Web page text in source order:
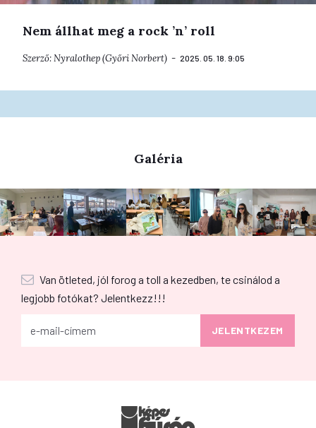
Nem állhat meg a rock ’n’ roll
Szerző:Nyralothep (Győri Norbert) 2025. 05. 18. 9:05
Galéria
Van ötleted, jól forog a toll a kezedben, te csinálod a
legjobb fotókat? Jelentkezz!!!